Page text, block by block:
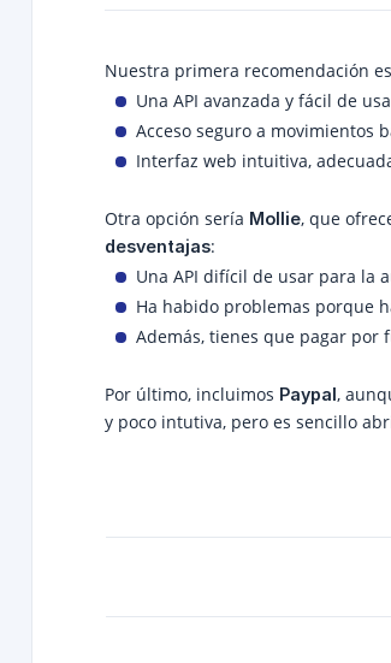
Nuestra primera recomendación es
Una API avanzada y fácil de
Acceso seguro a movimientos
Interfaz web intuitiva,
Otra opción sería Mollie, que
desventajas:
Una API difícil de usar para la
Ha habido problemas porque
Además, tienes que pagar por
Por último, incluimos Paypal,
y poco intutiva, pero es sencillo